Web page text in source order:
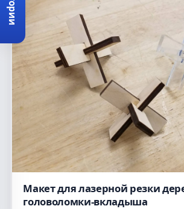
Макет для лазерной резки
головоломки-вкладыша